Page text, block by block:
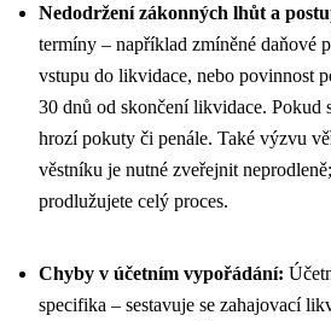
Nedodržení zákonných lhůt a
termíny – například zmíněné daňové
vstupu do likvidace, nebo povinnost
30 dnů od skončení likvidace. Pokud
hrozí pokuty či penále. Také výzvu
věstníku je nutné zveřejnit
prodlužujete celý proces.
Chyby v účetním vypořádání:
specifika – sestavuje se zahajovací